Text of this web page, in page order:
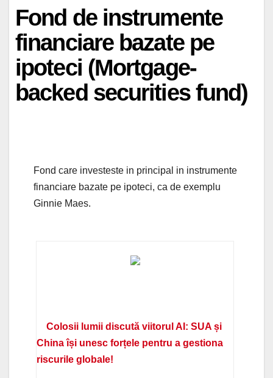
Fond de instrumente
financiare bazate pe
ipoteci (Mortgage-
backed securities fund)
Fond care investeste in principal in instrumente
financiare bazate pe ipoteci, ca de exemplu
Ginnie Maes.
Colosii lumii discută viitorul AI: SUA și
China își unesc forțele pentru a gestiona
riscurile globale!